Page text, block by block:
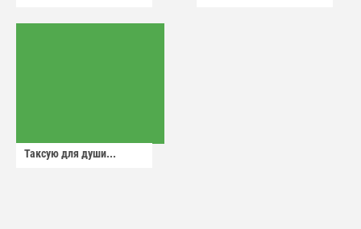
Таксую для души...